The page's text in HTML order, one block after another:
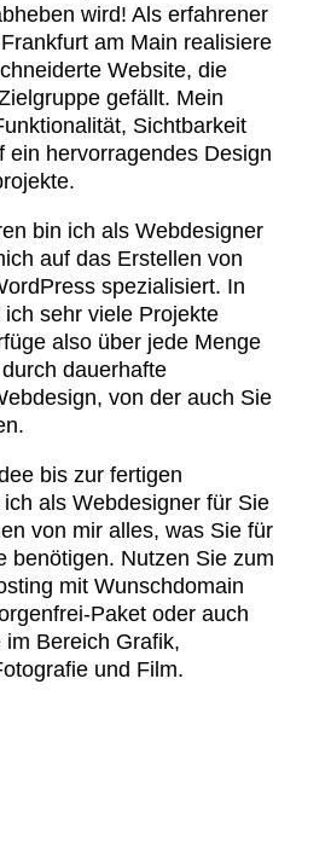
wird! Als erfahrener
am Main realisiere
Website, die
gefällt. Mein
Sichtbarkeit
ein hervorragendes Design
bin ich als Webdesigner
auf das Erstellen von
spezialisiert. In
sehr viele Projekte
also über jede Menge
dauerhafte
von der auch Sie
bis zur fertigen
als Webdesigner für Sie
von mir alles, was Sie für
benötigen. Nutzen Sie zum
mit Wunschdomain
Paket oder auch
im Bereich Grafik,
und Film.